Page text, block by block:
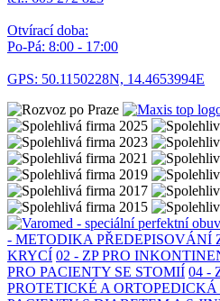
Otvírací doba:
Po-Pá: 8:00 - 17:00
GPS: 50.1150228N, 14.4653994E
- METODIKA PŘEDEPISOVÁNÍ
KRYCÍ 02 - ZP PRO
PRO PACIENTY SE STOMIÍ 04 -
PROTETICKÉ A